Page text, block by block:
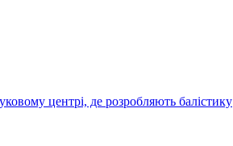
центрі, де розробляють балістику